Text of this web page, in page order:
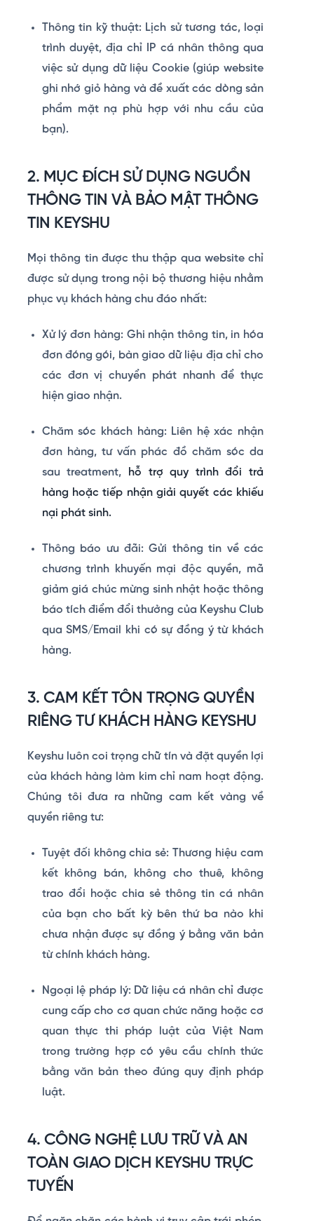
Thông tin kỹ thuật: Lịch sử tương tác, loại
trình duyệt, địa chỉ IP cá nhân thông qua
việc sử dụng dữ liệu Cookie (giúp website
ghi nhớ giỏ hàng và đề xuất các dòng sản
phẩm mặt nạ phù hợp với nhu cầu của
bạn).
2. MỤC ĐÍCH SỬ DỤNG NGUỒN
THÔNG TIN VÀ BẢO MẬT THÔNG
TIN KEYSHU
Mọi thông tin được thu thập qua website chỉ
được sử dụng trong nội bộ thương hiệu nhằm
phục vụ khách hàng chu đáo nhất:
Xử lý đơn hàng:Ghi nhận thông tin, in hóa
đơn đóng gói, bàn giao dữ liệu địa chỉ cho
các đơn vị chuyển phát nhanh để thực
hiện giao nhận.
Chăm sóc khách hàng:Liên hệ xác nhận
đơn hàng, tư vấn phác đồ chăm sóc da
sau treatment,
hỗ trợ quy trình đổi trả
hàng hoặc tiếp nhận giải quyết các khiếu
nại phát sinh.
Thông báo ưu đãi: Gửi thông tin về các
chương trình khuyến mại độc quyền, mã
giảm giá chúc mừng sinh nhật hoặc thông
báo tích điểm đổi thưởng của Keyshu Club
qua SMS/Email khi có sự đồng ý từ khách
hàng.
3. CAM KẾT TÔN TRỌNG QUYỀN
RIÊNG TƯ KHÁCH HÀNG KEYSHU
Keyshu luôn coi trọng chữ tín và đặt quyền lợi
của khách hàng làm kim chỉ nam hoạt động.
Chúng tôi đưa ra những cam kết vàng về
quyền riêng tư:
Tuyệt đối không chia sẻ: Thương hiệu cam
kết không bán, không cho thuê, không
trao đổi hoặc chia sẻ thông tin cá nhân
của bạn cho bất kỳ bên thứ ba nào khi
chưa nhận được sự đồng ý bằng văn bản
từ chính khách hàng.
Ngoại lệ pháp lý:Dữ liệu cá nhân chỉ được
cung cấp cho cơ quan chức năng hoặc cơ
quan thực thi pháp luật của Việt Nam
trong trường hợp có yêu cầu chính thức
bằng văn bản theo đúng quy định pháp
luật.
4. CÔNG NGHỆ LƯU TRỮ VÀ AN
TOÀN GIAO DỊCH KEYSHU TRỰC
TUYẾN